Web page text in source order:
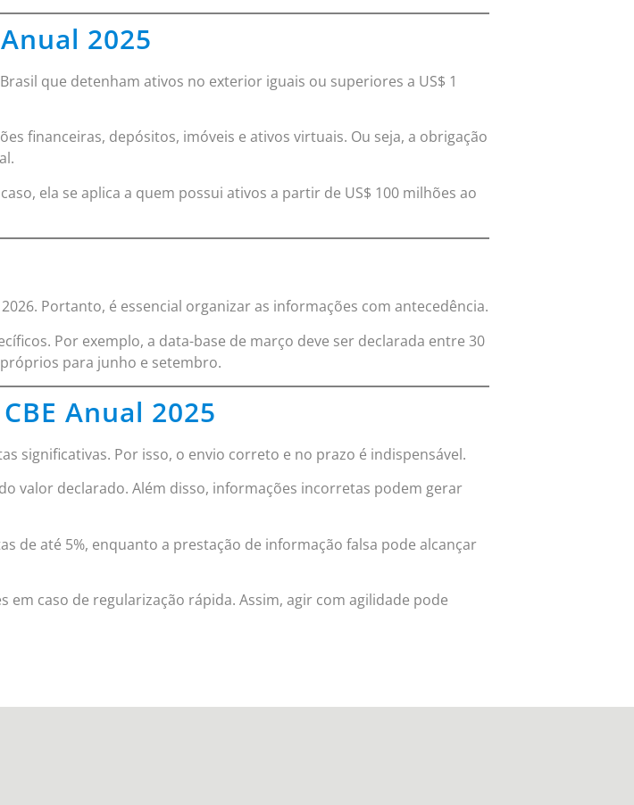
2025
que detenham ativos no exterior iguais ou superiores a US$ 1
financeiras, depósitos, imóveis e ativos virtuais. Ou seja, a obrigação
ela se aplica a quem possui ativos a partir de US$ 100 milhões ao
Portanto, é essencial organizar as informações com antecedência.
Por exemplo, a data-base de março deve ser declarada entre 30
para junho e setembro.
Anual 2025
significativas. Por isso, o envio correto e no prazo é indispensável.
valor declarado. Além disso, informações incorretas podem gerar
de até 5%, enquanto a prestação de informação falsa pode alcançar
caso de regularização rápida. Assim, agir com agilidade pode